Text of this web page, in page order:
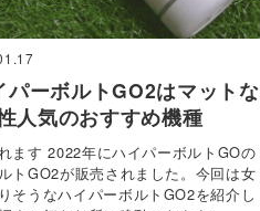
パーボルトGO2はマットな
人気のおすすめ機種
ます 2022年にハイパーボルトGOの
トGO2が販売されました。今回は女
そうなハイパーボルトGO2を紹介し